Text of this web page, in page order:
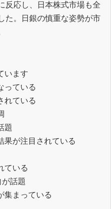
反応し、日本株式市場も全
た。日銀の慎重な姿勢が市
います
っている
れている
題
果が注目されている
ている
話題
集まっている